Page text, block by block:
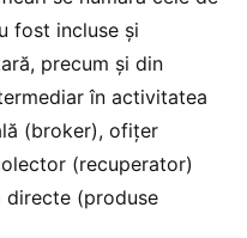
fost incluse și
precum și din
în activitatea
(broker), ofițer
(recuperator)
directe (produse